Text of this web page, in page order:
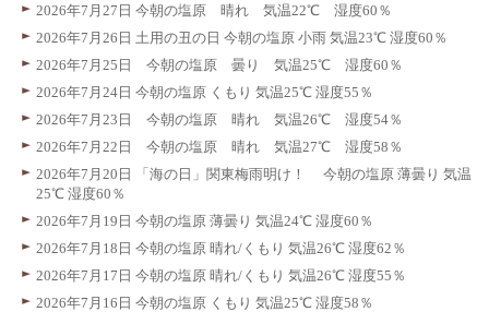
2026年7月27日 今朝の塩原 晴れ 気温22℃ 湿度60％
2026年7月26日 土用の丑の日 今朝の塩原 小雨 気温23℃ 湿度60％
2026年7月25日 今朝の塩原 曇り 気温25℃ 湿度60％
2026年7月24日 今朝の塩原 くもり 気温25℃ 湿度55％
2026年7月23日 今朝の塩原 晴れ 気温26℃ 湿度54％
2026年7月22日 今朝の塩原 晴れ 気温27℃ 湿度58％
2026年7月20日 「海の日」関東梅雨明け！ 今朝の塩原 薄曇り 気温
25℃ 湿度60％
2026年7月19日 今朝の塩原 薄曇り 気温24℃ 湿度60％
2026年7月18日 今朝の塩原 晴れ/くもり 気温26℃ 湿度62％
2026年7月17日 今朝の塩原 晴れ/くもり 気温26℃ 湿度55％
2026年7月16日 今朝の塩原 くもり 気温25℃ 湿度58％